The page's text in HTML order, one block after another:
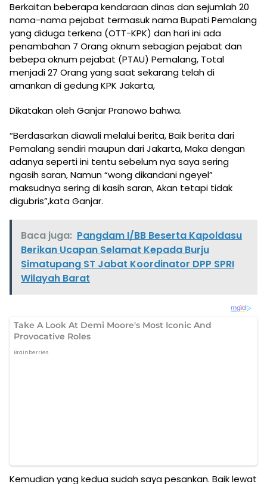
Berkaitan beberapa kendaraan dinas dan sejumlah 20
nama-nama pejabat termasuk nama Bupati Pemalang
yang diduga terkena (OTT-KPK) dan hari ini ada
penambahan 7 Orang oknum sebagian pejabat dan
bebepa oknum pejabat (PTAU) Pemalang, Total
menjadi 27 Orang yang saat sekarang telah di
amankan di gedung KPK Jakarta,
Dikatakan oleh Ganjar Pranowo bahwa.
“Berdasarkan diawali melalui berita, Baik berita dari
Pemalang sendiri maupun dari Jakarta, Maka dengan
adanya seperti ini tentu sebelum nya saya sering
ngasih saran, Namun “wong dikandani ngeyel”
maksudnya sering di kasih saran, Akan tetapi tidak
digubris”,kata Ganjar.
Baca juga: Pangdam I/BB Beserta Kapoldasu
Berikan Ucapan Selamat Kepada Burju
Simatupang ST Jabat Koordinator DPP SPRI
Wilayah Barat
Kemudian yang kedua sudah saya pesankan. Baik lewat